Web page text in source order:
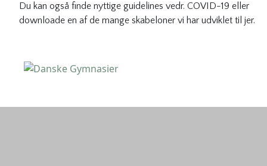
Du kan også finde nyttige guidelines vedr. COVID-19 eller
downloade en af de mange skabeloner vi har udviklet til jer.